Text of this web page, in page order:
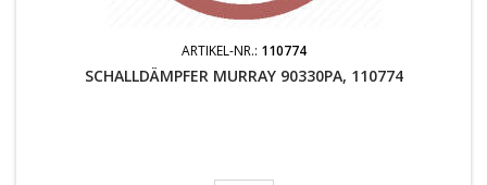
ARTIKEL-NR.: 110774
SCHALLDÄMPFER MURRAY 90330PA, 110774